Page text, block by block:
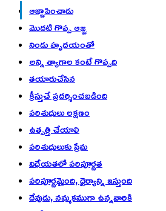
ఆజ్ఞాపించాడు
మొదటి గొప్ప ఆజ్ఞ
నిండు హృదయంతో
అన్ని త్యాగాల కంటే గొప్పది
తయారుచేసిన
క్రీస్తుచే ప్రదర్శించబడింది
పరిశుధులు లక్షణం
ఉత్పత్తి చేయాలి
పరిశుధులుకు ప్రేమ
విధేయతలో పరిపూర్ణత
పరిపూర్ణమైంది, ధైర్యాన్ని ఇస్తుంది
దేవుడు, నమ్మకముగా ఉన్నవారికి